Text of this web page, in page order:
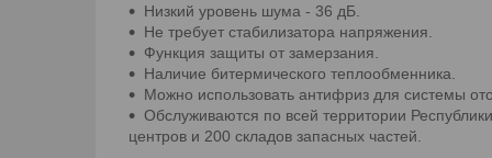
Низкий уровень шума - 36 дБ.
Не требует стабилизатора напряжения.
Функция защиты от замерзания.
Наличие битермического теплообменника.
Можно использовать антифриз для системы
Обслуживаются по всей территории
центров и 200 складов запасных частей.